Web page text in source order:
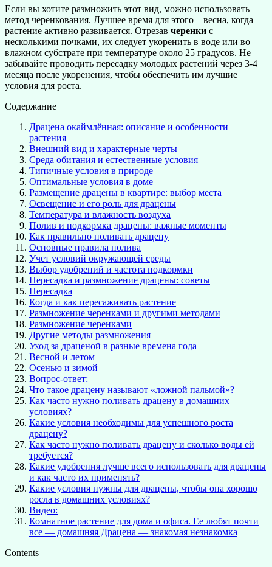
Если вы хотите размножить этот вид, можно использовать
метод черенкования. Лучшее время для этого – весна, когда
растение активно развивается. Отрезав черенки с
несколькими почками, их следует укоренить в воде или во
влажном субстрате при температуре около 25 градусов. Не
забывайте проводить пересадку молодых растений через 3-4
месяца после укоренения, чтобы обеспечить им лучшие
условия для роста.
Содержание
Драцена окаймлённая: описание и особенности
растения
Внешний вид и характерные черты
Среда обитания и естественные условия
Типичные условия в природе
Оптимальные условия в доме
Размещение драцены в квартире: выбор места
Освещение и его роль для драцены
Температура и влажность воздуха
Полив и подкормка драцены: важные моменты
Как правильно поливать драцену
Основные правила полива
Учет условий окружающей среды
Выбор удобрений и частота подкормки
Пересадка и размножение драцены: советы
Пересадка
Когда и как пересаживать растение
Размножение черенками и другими методами
Размножение черенками
Другие методы размножения
Уход за драценой в разные времена года
Весной и летом
Осенью и зимой
Вопрос-ответ:
Что такое драцену называют «ложной пальмой»?
Как часто нужно поливать драцену в домашних
условиях?
Какие условия необходимы для успешного роста
драцену?
Как часто нужно поливать драцену и сколько воды ей
требуется?
Какие удобрения лучше всего использовать для драцены
и как часто их применять?
Какие условия нужны для драцены, чтобы она хорошо
росла в домашних условиях?
Видео:
Комнатное растение для дома и офиса. Ее любят почти
все — домашняя Драцена — знакомая незнакомка
Contents